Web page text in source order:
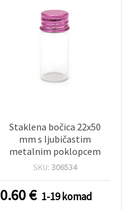
Staklena bočica 22x50
mm s ljubičastim
metalnim poklopcem
SKU: 306534
0.60€ 1-19 komad